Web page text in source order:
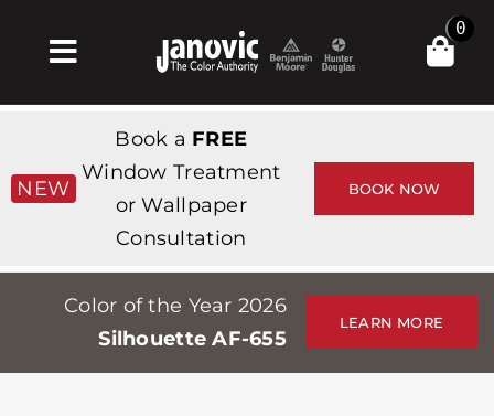
Toggle
Navigation
Products & Services
Κατάστημα
Professionals
Stores
0
NEW
Book a FREE
Window Treatment
or Wallpaper
Consultation
BOOK NOW
Color of the Year 2026
Silhouette AF-655
LEARN MORE